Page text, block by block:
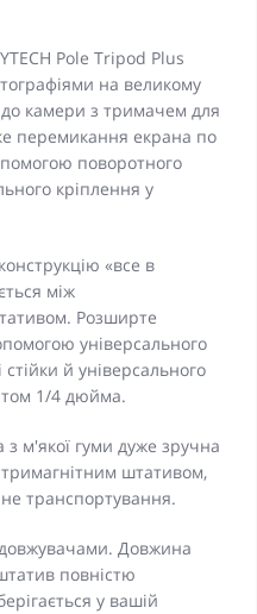
Pole Tripod Plus
на великому
камери з тримачем для
перемикання екрана по
поворотного
кріплення у
«все в
між
Розширте
універсального
й універсального
1/4 дюйма.
з м'якої гуми дуже зручна
штативом,
транспортування.
Довжина
повністю
у вашій